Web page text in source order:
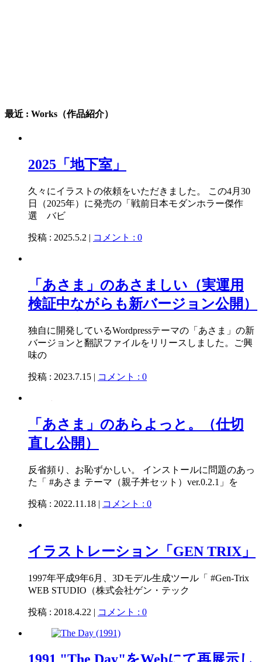
最近 : Works（作品紹介）
2025「地下室」
久々にイラストの依頼をいただきました。 この4月30
日（2025年）に発売の「戦前日本モダンホラー傑作
選 バビ
投稿 : 2025.5.2 | コメント : 0
「あさま」のあさましい（実運用
検証中ながらも新バージョン公開）
独自に開発しているWordpressテーマの「あさま」の新
バージョンと翻訳ファイルをリリースしました。ご興
味の
投稿 : 2023.7.15 | コメント : 0
「あさま」のあらよっと。（仕切
直し公開）
反省頻り、お恥ずかしい。 インストールに問題のあっ
た「 #あさま テーマ（親子丼セット）ver.0.2.1」を
投稿 : 2022.11.18 | コメント : 0
イラストレーション「GEN TRIX」
1997年平成9年6月、3Dモデル生成ツール「 #Gen-Trix
WEB STUDIO（株式会社ゲン・テック
投稿 : 2018.4.22 | コメント : 0